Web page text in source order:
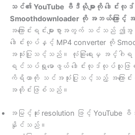
သင်၏ YouTube ဗီဒီယိုများကို ဒေါင်
Smoothdownloader ကို အဘယ်ကြော
အကြောင်းရင်းများစွာအတွက် သင်သည်
ဒေါင်းလုပ်နှင့် MP4 converter ကို
အသုံးပြုသင့်သည်။ လုံခြုံရေးမှ အင်္ဂါရ
ရင်သပ်ရှုမောဖွယ် ဒေါင်းလုဒ်လုပ်သူဖ
ကိရိယာကို သင်အသုံးပြုသင့်သည့် အကြောင်းရ
အတိုင်းဖြစ်သည်။
အမြင့်ဆုံး resolution ဖြင့် YouTube
နိုင်သည်။